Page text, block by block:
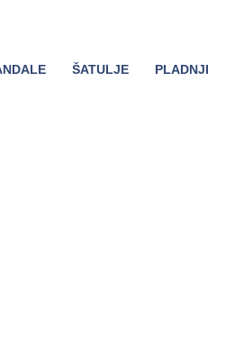
ŠATULJE PLADNJI